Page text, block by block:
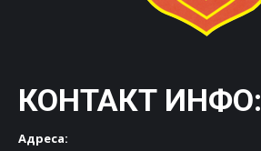
КОНТАКТ ИНФО:
Адреса: